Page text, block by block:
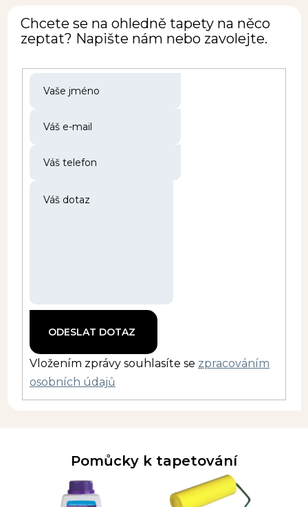
Chcete se na ohledně tapety na něco
zeptat? Napište nám nebo zavolejte.
Vložením zprávy souhlasíte se zpracováním
osobních údajů
Pomůcky k tapetování